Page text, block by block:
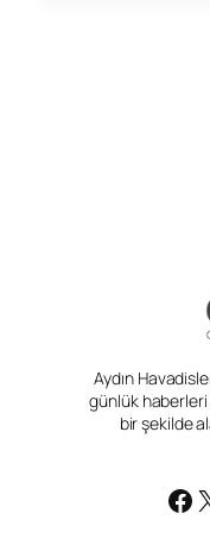
Aydın
günlük haberleri
bir şekilde
X